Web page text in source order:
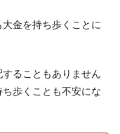
金を持ち歩くことに
ることもありません
歩くことも不安にな